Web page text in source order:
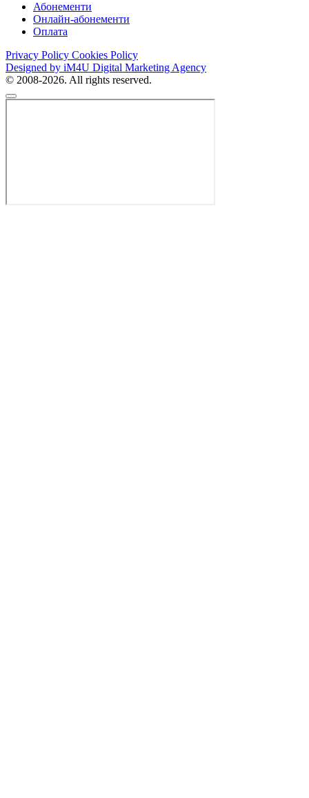
Абонементи
Онлайн-абонементи
Оплата
Privacy Policy Cookies Policy
Designed by iM4U Digital Marketing Agency
© 2008-2026. All rights reserved.